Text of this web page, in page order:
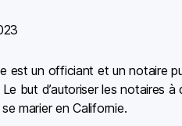
est un officiant et un notaire
but d’autoriser les notaires
marier en Californie.